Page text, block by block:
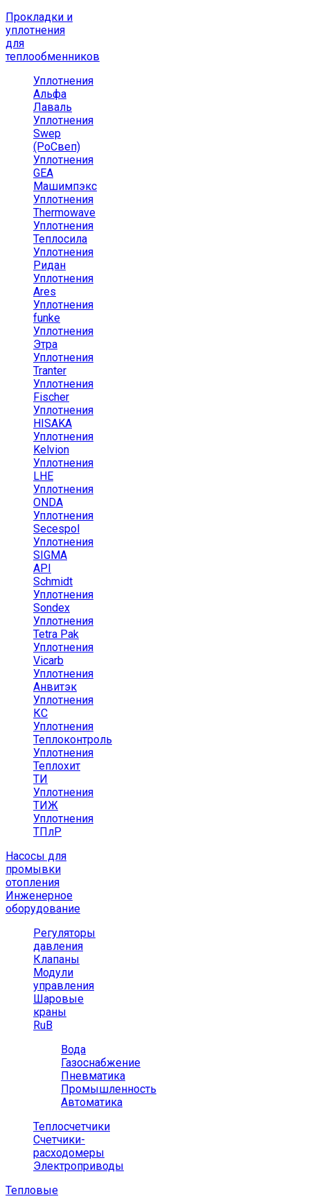
Прокладки и
уплотнения
для
теплообменников
Уплотнения
Альфа
Лаваль
Уплотнения
Swep
(РоСвеп)
Уплотнения
GEA
Машимпэкс
Уплотнения
Thermowave
Уплотнения
Теплосила
Уплотнения
Ридан
Уплотнения
Ares
Уплотнения
funke
Уплотнения
Этра
Уплотнения
Tranter
Уплотнения
Fischer
Уплотнения
HISAKA
Уплотнения
Kelvion
Уплотнения
LHE
Уплотнения
ONDA
Уплотнения
Secespol
Уплотнения
SIGMA
API
Schmidt
Уплотнения
Sondex
Уплотнения
Tetra Pak
Уплотнения
Vicarb
Уплотнения
Анвитэк
Уплотнения
КС
Уплотнения
Теплоконтроль
Уплотнения
Теплохит
ТИ
Уплотнения
ТИЖ
Уплотнения
ТПлР
Насосы для
промывки
отопления
Инженерное
оборудование
Регуляторы
давления
Клапаны
Модули
управления
Шаровые
краны
RuB
Вода
Газоснабжение
Пневматика
Промышленность
Автоматика
Теплосчетчики
Счетчики-
расходомеры
Электроприводы
Тепловые